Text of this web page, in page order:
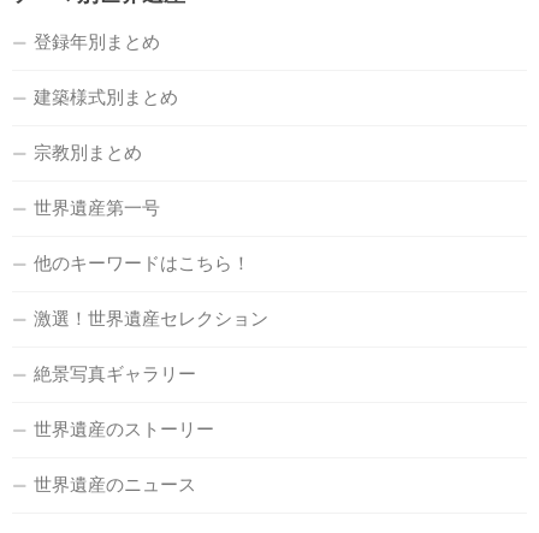
登録年別まとめ
建築様式別まとめ
宗教別まとめ
世界遺産第一号
他のキーワードはこちら！
激選！世界遺産セレクション
絶景写真ギャラリー
世界遺産のストーリー
世界遺産のニュース